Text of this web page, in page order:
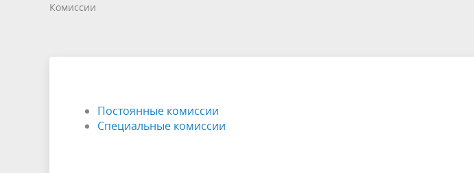
Комиссии
Постоянные комиссии
Специальные комиссии